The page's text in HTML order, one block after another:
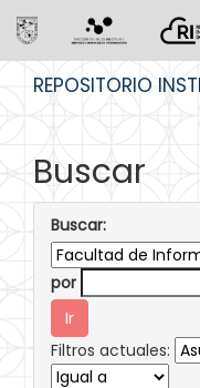
REPOSITORIO
Buscar
Buscar:
por
Filtros actuales: